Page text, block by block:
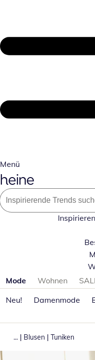
Menü
Produktkategorien
Mode Wohnen
Neu!
Damenmode
... | Blusen | Tuniken